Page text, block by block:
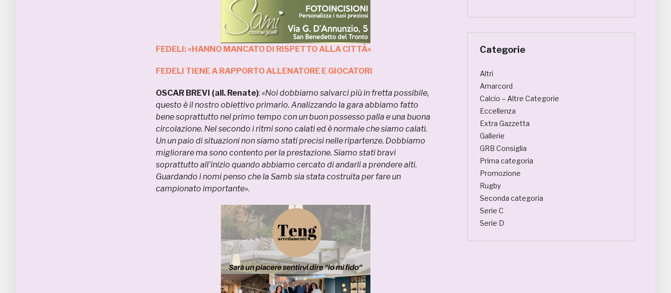
FEDELI: «HANNO MANCATO DI RISPETTO ALLA CITTÀ»
FEDELI TIENE A RAPPORTO ALLENATORE E GIOCATORI
OSCAR BREVI (all. Renate): «Noi dobbiamo salvarci più in fretta possibile,
questo è il nostro obiettivo primario. Analizzando la gara abbiamo fatto
bene soprattutto nel primo tempo con un buon possesso palla e una buona
circolazione. Nel secondo i ritmi sono calati ed è normale che siamo calati.
Un un paio di situazioni non siamo stati precisi nelle ripartenze. Dobbiamo
migliorare ma sono contento per la prestazione. Siamo stati bravi
soprattutto all’inizio quando abbiamo cercato di andarli a prendere alti.
Guardando i nomi penso che la Samb sia stata costruita per fare un
campionato importante».
Categorie
Altri
Amarcord
Calcio – Altre Categorie
Eccellenza
Extra Gazzetta
Gallerie
GRB Consiglia
Prima categoria
Promozione
Rugby
Seconda categoria
Serie C
Serie D